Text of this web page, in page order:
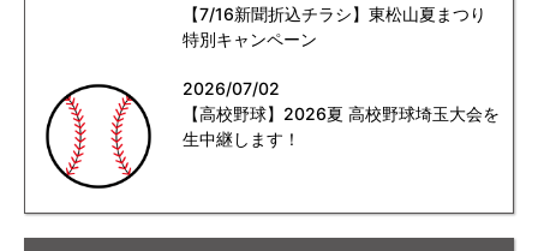
【7/16新聞折込チラシ】東松山夏まつり
特別キャンペーン
2026/07/02
【高校野球】2026夏 高校野球埼玉大会を
生中継します！